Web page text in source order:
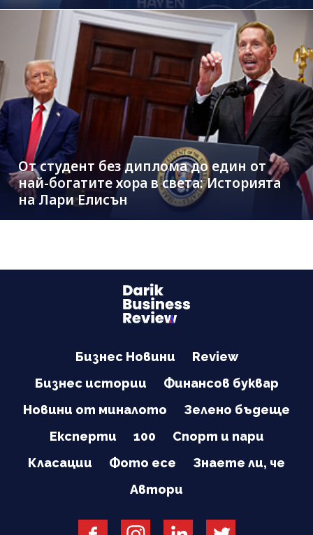
От студент без диплома до един от
най-богатите хора в света: Историята
на Лари Елисън
Бизнес Новини
Review
Бизнес истории
Финансов буквар
Новини от миналото
Зелено бъдеще
Експерти
100
Спорт и пари
Класации
Фото есе
Знаете ли, че
Автори